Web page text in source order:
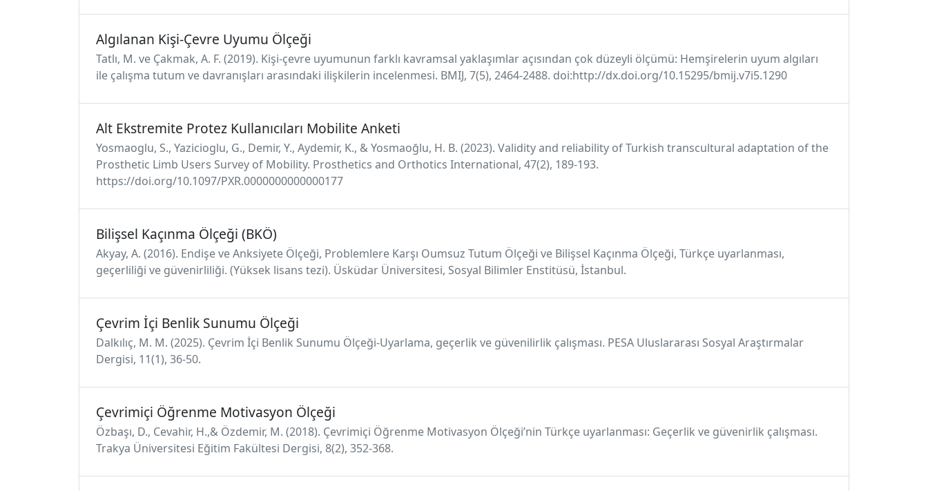
Algılanan Kişi-Çevre Uyumu Ölçeği
Tatlı, M. ve Çakmak, A. F. (2019). Kişi-çevre uyumunun farklı kavramsal yaklaşımlar açısından çok düzeyli ölçümü: Hemşirelerin uyum algıları
ile çalışma tutum ve davranışları arasındaki ilişkilerin incelenmesi. BMIJ, 7(5), 2464-2488. doi:http://dx.doi.org/10.15295/bmij.v7i5.1290
Alt Ekstremite Protez Kullanıcıları Mobilite Anketi
Yosmaoglu, S., Yazicioglu, G., Demir, Y., Aydemir, K., & Yosmaoğlu, H. B. (2023). Validity and reliability of Turkish transcultural adaptation of the
Prosthetic Limb Users Survey of Mobility. Prosthetics and Orthotics International, 47(2), 189-193.
https://doi.org/10.1097/PXR.0000000000000177
Bilişsel Kaçınma Ölçeği (BKÖ)
Akyay, A. (2016). Endişe ve Anksiyete Ölçeği, Problemlere Karşı Oumsuz Tutum Ölçeği ve Bilişsel Kaçınma Ölçeği, Türkçe uyarlanması,
geçerliliği ve güvenirliliği. (Yüksek lisans tezi). Üsküdar Üniversitesi, Sosyal Bilimler Enstitüsü, İstanbul.
Çevrim İçi Benlik Sunumu Ölçeği
Dalkılıç, M. M. (2025). Çevrim İçi Benlik Sunumu Ölçeği-Uyarlama, geçerlik ve güvenilirlik çalışması. PESA Uluslararası Sosyal Araştırmalar
Dergisi, 11(1), 36-50.
Çevrimiçi Öğrenme Motivasyon Ölçeği
Özbaşı, D., Cevahir, H.,& Özdemir, M. (2018). Çevrimiçi Öğrenme Motivasyon Ölçeği’nin Türkçe uyarlanması: Geçerlik ve güvenirlik çalışması.
Trakya Üniversitesi Eğitim Fakültesi Dergisi, 8(2), 352-368.